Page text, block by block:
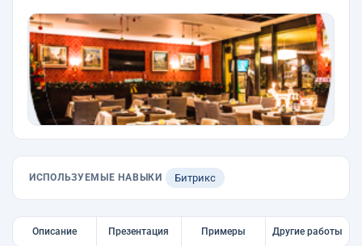
ИСПОЛЬЗУЕМЫЕ НАВЫКИ Битрикс
Описание Презентация Примеры Другие работы